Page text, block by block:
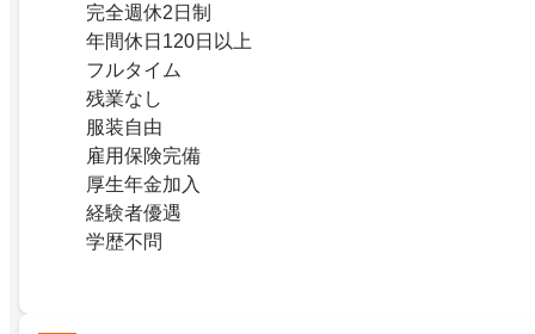
完全週休2日制
年間休日120日以上
フルタイム
残業なし
服装自由
雇用保険完備
厚生年金加入
経験者優遇
学歴不問